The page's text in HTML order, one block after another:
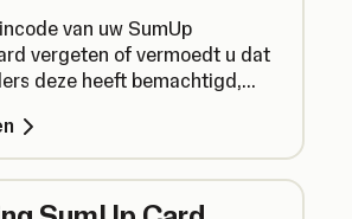
van uw SumUp
vergeten of vermoedt u dat
deze heeft bemachtigd,
Business Card.